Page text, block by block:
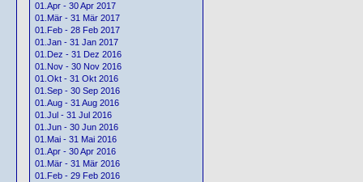
01.Apr - 30 Apr 2017
01.Mär - 31 Mär 2017
01.Feb - 28 Feb 2017
01.Jan - 31 Jan 2017
01.Dez - 31 Dez 2016
01.Nov - 30 Nov 2016
01.Okt - 31 Okt 2016
01.Sep - 30 Sep 2016
01.Aug - 31 Aug 2016
01.Jul - 31 Jul 2016
01.Jun - 30 Jun 2016
01.Mai - 31 Mai 2016
01.Apr - 30 Apr 2016
01.Mär - 31 Mär 2016
01.Feb - 29 Feb 2016